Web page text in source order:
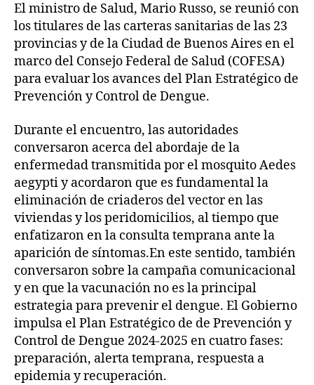
El ministro de Salud, Mario Russo, se reunió con
los titulares de las carteras sanitarias de las 23
provincias y de la Ciudad de Buenos Aires en el
marco del Consejo Federal de Salud (COFESA)
para evaluar los avances del Plan Estratégico de
Prevención y Control de Dengue.
Durante el encuentro, las autoridades
conversaron acerca del abordaje de la
enfermedad transmitida por el mosquito Aedes
aegypti y acordaron que es fundamental la
eliminación de criaderos del vector en las
viviendas y los peridomicilios, al tiempo que
enfatizaron en la consulta temprana ante la
aparición de síntomas.En este sentido, también
conversaron sobre la campaña comunicacional
y en que la vacunación no es la principal
estrategia para prevenir el dengue. El Gobierno
impulsa el Plan Estratégico de de Prevención y
Control de Dengue 2024-2025 en cuatro fases:
preparación, alerta temprana, respuesta a
epidemia y recuperación.